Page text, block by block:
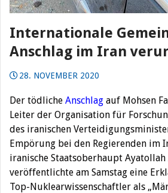
Internationale
Anschlag im Iran
28. NOVEMBER 2020
Der tödliche Anschlag auf Mohsen
Leiter der Organisation für
des iranischen
Empörung bei den Regierenden im
iranische Staatsoberhaupt Ayatollah
veröffentlichte am Samstag eine
Top-Nuklearwissenschaftler als